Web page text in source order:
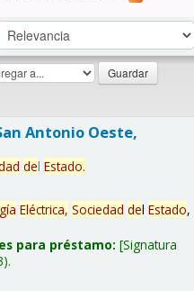
Antonio Oeste,
del Estado.
Eléctrica, Sociedad del Estado,
para préstamo: Signatura